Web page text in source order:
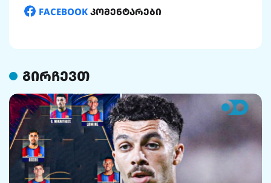
FACEBOOK კომენტარები
გირჩევთ